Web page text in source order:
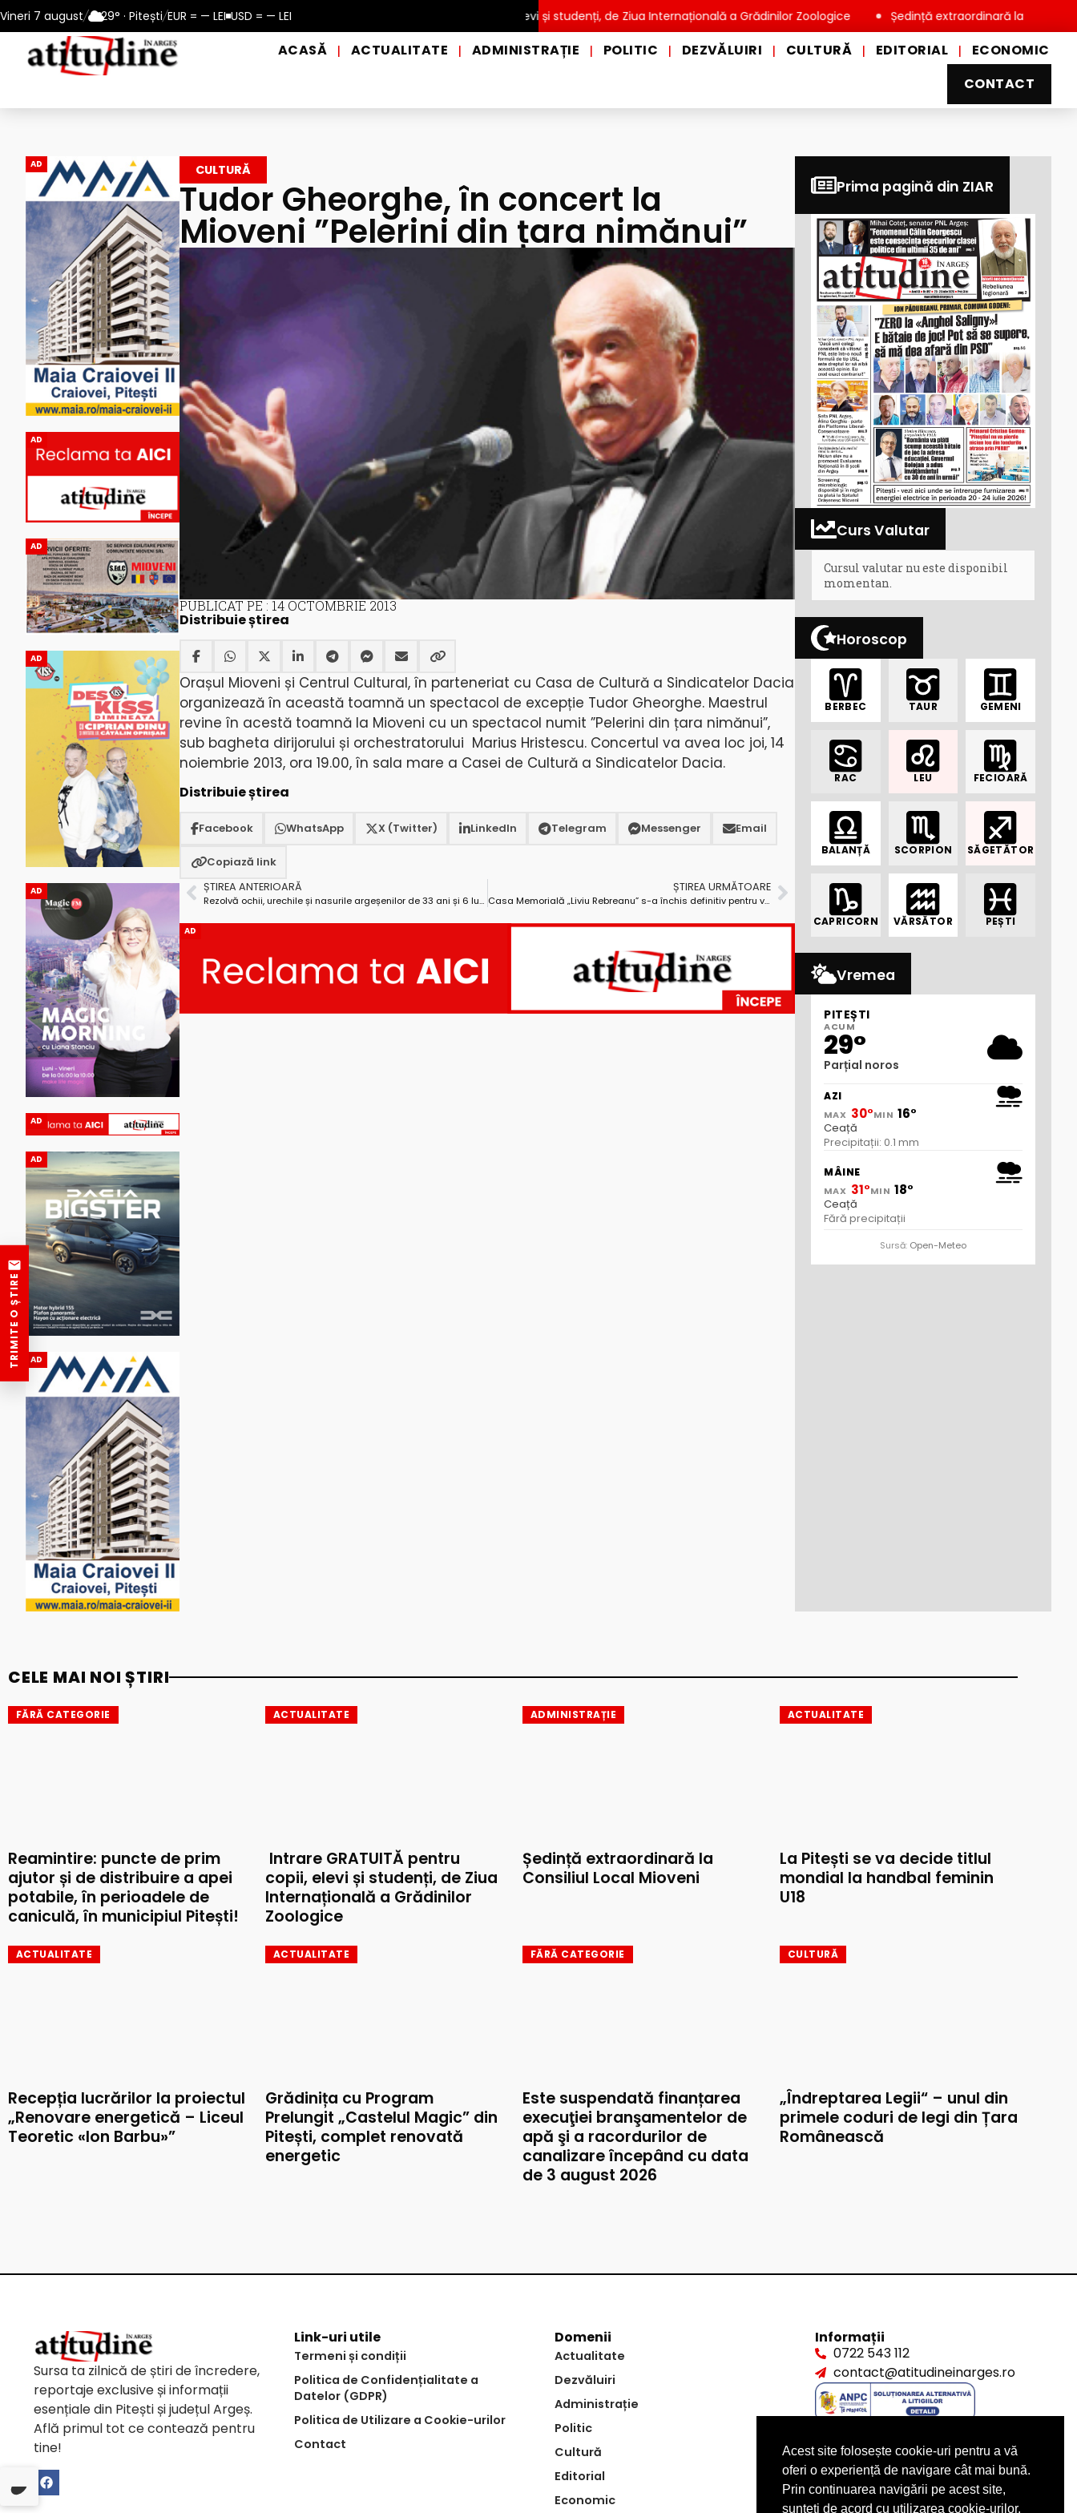
Vineri 7 august/ 29° · Pitești/EUR = — LEI USD = — LEI
de caniculă, în municipiul Pitești! Intrare GRATUITĂ pentru copii, elevi și studenți, de Ziua Internațională a Grădinilor Zoologice Ședință extraordinară la Consiliul Local
ACASĂ | ACTUALITATE | ADMINISTRAȚIE | POLITIC | DEZVĂLUIRI | CULTURĂ | EDITORIAL |
ECONOMIC
CONTACT
AD
AD
AD
AD
AD
AD
AD
AD
CULTURĂ
Tudor Gheorghe, în concert la
Mioveni ”Pelerini din țara nimănui”
PUBLICAT PE : 14 OCTOMBRIE 2013
Distribuie știrea
Orașul Mioveni și Centrul Cultural, în parteneriat cu Casa de Cultură a Sindicatelor Dacia
organizează în această toamnă un spectacol de excepție Tudor Gheorghe. Maestrul
revine în acestă toamnă la Mioveni cu un spectacol numit ”Pelerini din țara nimănui”,
sub bagheta dirijorului și orchestratorului Marius Hristescu. Concertul va avea loc joi, 14
noiembrie 2013, ora 19.00, în sala mare a Casei de Cultură a Sindicatelor Dacia.
Distribuie știrea
Facebook WhatsApp X (Twitter) LinkedIn Telegram Messenger Email
Copiază link
ȘTIREA ANTERIOARĂ
Rezolvă ochii, urechile și nasurile argeșenilor de 33 ani și 6 luni
ȘTIREA URMĂTOARE
Casa Memorială „Liviu Rebreanu” s-a închis definitiv pentru vizitatori
AD
Prima pagină din ZIAR
Curs Valutar
Cursul valutar nu este disponibil
momentan.
Horoscop
BERBEC TAUR GEMENI
RAC LEU FECIOARĂ
BALANȚĂ SCORPION SĂGETĂTOR
CAPRICORN VĂRSĂTOR PEȘTI
Vremea
PITEȘTI
ACUM
29°
Parțial noros
AZI
MAX 30°MIN 16°
Ceață
Precipitații: 0.1 mm
MÂINE
MAX 31°MIN 18°
Ceață
Fără precipitații
Sursă: Open-Meteo
CELE MAI NOI ȘTIRI
FĂRĂ CATEGORIE
Reamintire: puncte de prim
ajutor și de distribuire a apei
potabile, în perioadele de
caniculă, în municipiul Pitești!
ACTUALITATE
Intrare GRATUITĂ pentru
copii, elevi și studenți, de Ziua
Internațională a Grădinilor
Zoologice
ADMINISTRAȚIE
Ședință extraordinară la
Consiliul Local Mioveni
ACTUALITATE
La Pitești se va decide titlul
mondial la handbal feminin
U18
ACTUALITATE
Recepția lucrărilor la proiectul
„Renovare energetică – Liceul
Teoretic «Ion Barbu»”
ACTUALITATE
Grădinița cu Program
Prelungit „Castelul Magic” din
Pitești, complet renovată
energetic
FĂRĂ CATEGORIE
Este suspendată finanțarea
execuţiei branşamentelor de
apă şi a racordurilor de
canalizare începând cu data
de 3 august 2026
CULTURĂ
„Îndreptarea Legii“ – unul din
primele coduri de legi din Țara
Românească
Sursa ta zilnică de știri de încredere,
reportaje exclusive și informații
esențiale din Pitești și județul Argeș.
Află primul tot ce contează pentru
tine!
Link-uri utile
Termeni și condiții
Politica de Confidențialitate a
Datelor (GDPR)
Politica de Utilizare a Cookie-urilor
Contact
Domenii
Actualitate
Dezvăluiri
Administrație
Politic
Cultură
Editorial
Economic
Informații
0722 543 112
contact@atitudineinarges.ro
TRIMITE O ȘTIRE
Acest site folosește cookie-uri pentru a vă
oferi o experiență de navigare cât mai bună.
Prin continuarea navigării pe acest site,
sunteți de acord cu utilizarea cookie-urilor.